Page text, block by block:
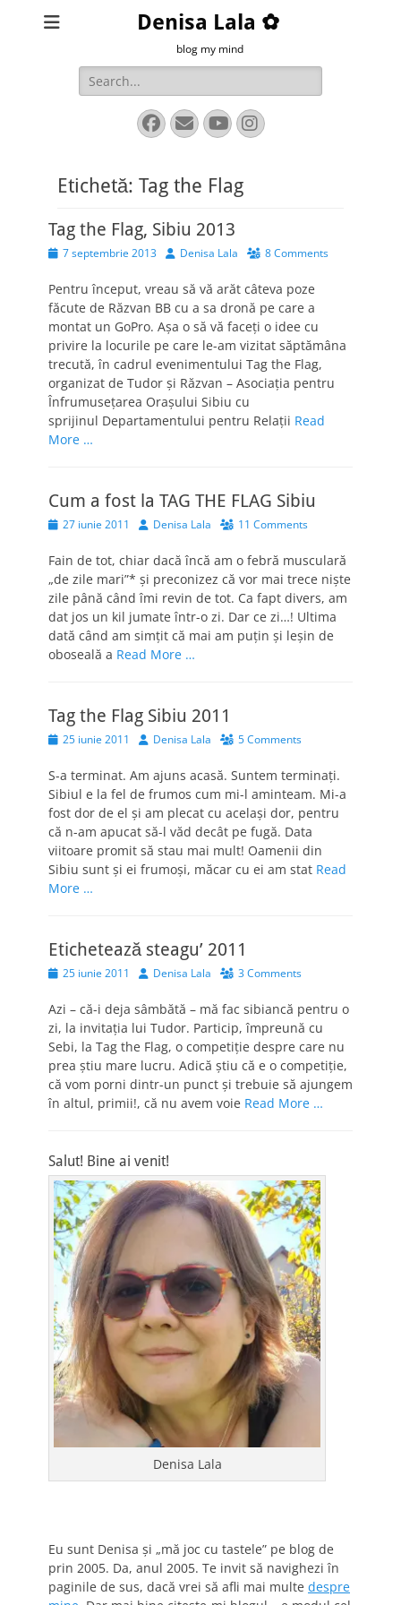
Denisa Lala ✿
blog my mind
Search
for:
Facebook
EmailYouTube
Instagram
Etichetă: Tag the Flag
Tag the Flag, Sibiu 2013
Posted
7 septembrie 2013 AuthorDenisa Lala 8 Comments
Pentru început, vreau să vă arăt câteva poze
făcute de Răzvan BB cu a sa dronă pe care a
montat un GoPro. Aşa o să vă faceţi o idee cu
privire la locurile pe care le-am vizitat săptămâna
trecută, în cadrul evenimentului Tag the Flag,
organizat de Tudor şi Răzvan – Asociaţia pentru
Înfrumuseţarea Oraşului Sibiu cu
sprijinul Departamentului pentru Relaţii Read
More …
Cum a fost la TAG THE FLAG Sibiu
Posted27 iunie 2011 AuthorDenisa Lala 11 Comments
Fain de tot, chiar dacă încă am o febră musculară
„de zile mari”* şi preconizez că vor mai trece nişte
zile până când îmi revin de tot. Ca fapt divers, am
dat jos un kil jumate într-o zi. Dar ce zi…! Ultima
dată când am simţit că mai am puţin şi leşin de
oboseală a Read More …
Tag the Flag Sibiu 2011
Posted25 iunie 2011 AuthorDenisa Lala 5 Comments
S-a terminat. Am ajuns acasă. Suntem terminaţi.
Sibiul e la fel de frumos cum mi-l aminteam. Mi-a
fost dor de el şi am plecat cu acelaşi dor, pentru
că n-am apucat să-l văd decât pe fugă. Data
viitoare promit să stau mai mult! Oamenii din
Sibiu sunt şi ei frumoşi, măcar cu ei am stat Read
More …
Etichetează steagu’ 2011
Posted25 iunie 2011 AuthorDenisa Lala 3 Comments
Azi – că-i deja sâmbătă – mă fac sibiancă pentru o
zi, la invitaţia lui Tudor. Particip, împreună cu
Sebi, la Tag the Flag, o competiţie despre care nu
prea ştiu mare lucru. Adică ştiu că e o competiţie,
că vom porni dintr-un punct şi trebuie să ajungem
în altul, primii!, că nu avem voie Read More …
Salut! Bine ai venit!
Denisa Lala
Eu sunt Denisa și „mă joc cu tastele” pe blog de
prin 2005. Da, anul 2005. Te invit să navighezi în
paginile de sus, dacă vrei să afli mai multe despre